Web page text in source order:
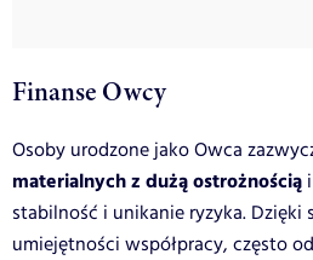
Finanse Owcy
Osoby urodzone jako Owca
materialnych z dużą ostrożnością
stabilność i unikanie ryzyka.
umiejętności współpracy, często